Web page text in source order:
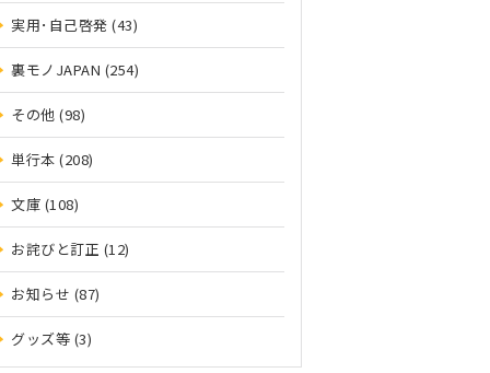
実用･自己啓発 (43)
裏モノJAPAN (254)
その他 (98)
単行本 (208)
文庫 (108)
お詫びと訂正 (12)
お知らせ (87)
グッズ等 (3)